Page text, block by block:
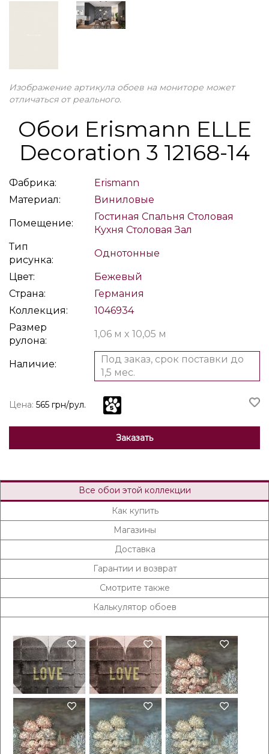
Изображение артикула обоев на мониторе может
отличаться от реального.
Обои Erismann ELLE
Decoration 3 12168-14
Фабрика:
Erismann
Материал:
Виниловые
Помещение:
Гостиная Спальня Столовая
Кухня Столовая Зал
Тип
рисунка:
Однотонные
Цвет:
Бежевый
Страна:
Германия
Коллекция:
1046934
Размер
рулона:
1,06 м x 10,05 м
Наличие:
Под заказ, срок поставки до
1,5 мес.
Цена: 565 грн/рул.
Заказать
Все обои этой коллекции
Как купить
Магазины
Доставка
Гарантии и возврат
Смотрите также
Калькулятор обоев